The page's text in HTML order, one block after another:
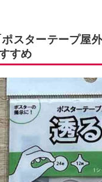
スターテープ屋
すめ